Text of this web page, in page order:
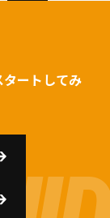
ートしてみ